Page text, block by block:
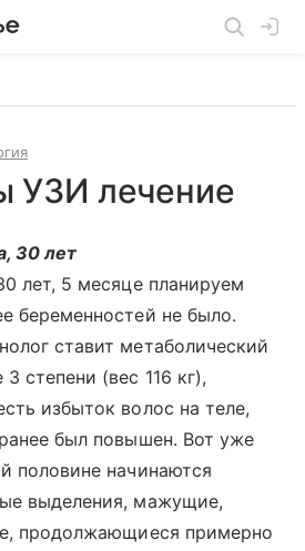
УЗИ лечение
30 лет
лет, 5 месяце планируем
беременностей не было.
ставит метаболический
степени (вес 116 кг),
избыток волос на теле,
был повышен. Вот уже
половине начинаются
выделения, мажущие,
продолжающиеся примерно